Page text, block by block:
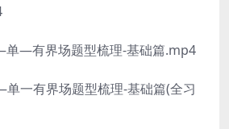
—有界场题型梳理-基础篇.mp4
一有界场题型梳理-基础篇(全习